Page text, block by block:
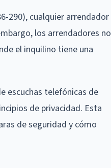
290), cualquier arrendador
los arrendadores no
el inquilino tiene una
escuchas telefónicas de
de privacidad. Esta
de seguridad y cómo